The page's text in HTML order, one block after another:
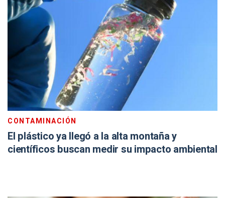
CONTAMINACIÓN
El plástico ya llegó a la alta montaña y
científicos buscan medir su impacto ambiental